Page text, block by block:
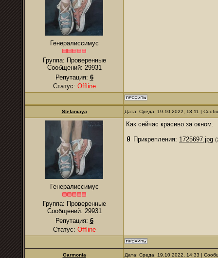
Генералиссимус
Группа: Проверенные
Сообщений: 29931
Репутация: 6
Статус: Offline
Stefaniaya Дата: Среда, 19.10.2022, 13:11 |
Генералиссимус
Группа: Проверенные
Сообщений: 29931
Репутация: 6
Статус: Offline
Как сейчас красиво за окном.
Прикрепления: 1725697.jpg
Garmonia Дата: Среда, 19.10.2022, 14:33 |